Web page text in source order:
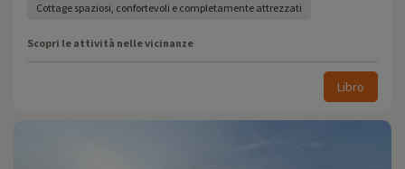
Cottage spaziosi, confortevoli e completamente attrezzati
Scopri le attività nelle vicinanze
Libro